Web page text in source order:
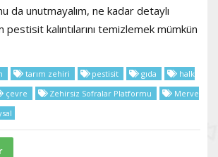
da unutmayalım, ne kadar detaylı
pestisit kalıntılarını temizlemek mümkün
tarım zehiri pestisit gıda
halk
çevre Zehirsiz Sofralar Platformu
Merve